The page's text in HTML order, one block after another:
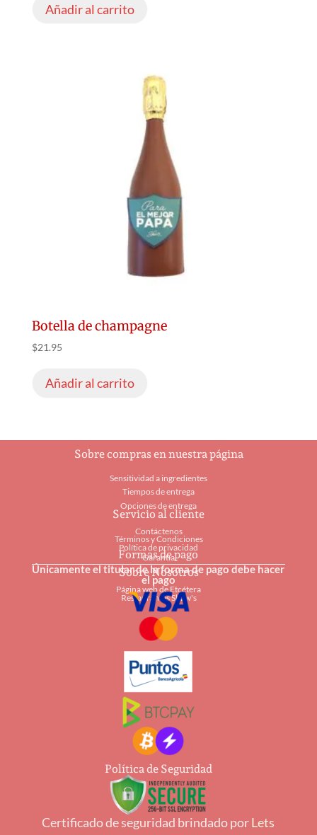
Añadir al carrito
Botella de champagne
$21.95
Añadir al carrito
Sobre compras en nuestra página
Sensitividad a ingredientes
Tiempos de entrega
Opciones de entrega
Servicio al cliente
Contáctenos
Términos y Condiciones
Política de privacidad
Garantía
Sobre Nosotros
Página web de Etcétera
Restaurantes Shaw's
Formas de pago
Únicamente el titular de la forma de pago debe hacer
el pago
Política de Seguridad
Certificado de seguridad brindado porLets